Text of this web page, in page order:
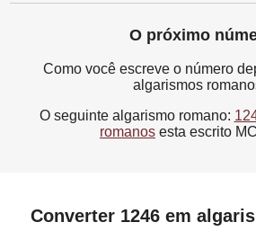
O próximo
Como você escreve o número
algarismos
O seguinte algarismo romano:
romanos esta escrito
Converter 1246 em